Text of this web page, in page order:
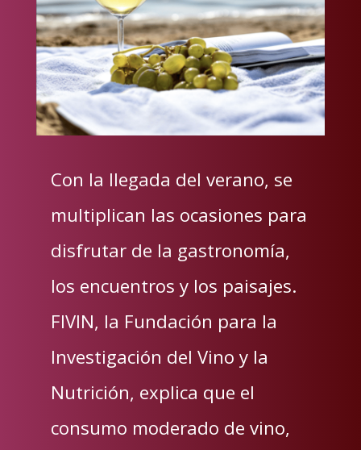
Con la llegada del verano, se
multiplican las ocasiones para
disfrutar de la gastronomía,
los encuentros y los paisajes.
FIVIN, la Fundación para la
Investigación del Vino y la
Nutrición, explica que el
consumo moderado de vino,